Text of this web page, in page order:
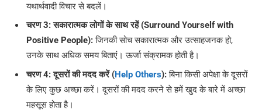
यथार्थवादी विचार से बदलें।
चरण 3: सकारात्मक लोगों के साथ रहें (Surround Yourself with
Positive People):जिनकी सोच सकारात्मक और उत्साहजनक हो,
उनके साथ अधिक समय बिताएं। ऊर्जा संक्रामक होती है।
चरण 4: दूसरों की मदद करें (Help Others):बिना किसी अपेक्षा के दूसरों
के लिए कुछ अच्छा करें। दूसरों की मदद करने से हमें खुद के बारे में अच्छा
महसूस होता है।